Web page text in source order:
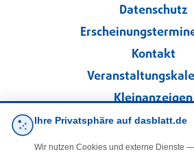
Datenschutz
Kontakt
Kleinanzeigen
Ihre Privatsphäre auf dasblatt.de
Wir nutzen Cookies und externe Dienste